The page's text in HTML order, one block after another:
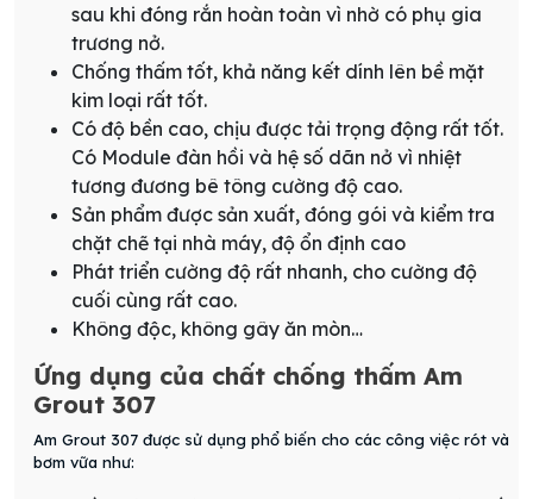
sau khi đóng rắn hoàn toàn vì nhờ có phụ gia
trương nở.
Chống thấm tốt, khả năng kết dính lên bề mặt
kim loại rất tốt.
Có độ bền cao, chịu được tải trọng động rất tốt.
Có Module đàn hồi và hệ số dãn nở vì nhiệt
tương đương bê tông cường độ cao.
Sản phẩm được sản xuất, đóng gói và kiểm tra
chặt chẽ tại nhà máy, độ ổn định cao
Phát triển cường độ rất nhanh, cho cường độ
cuối cùng rất cao.
Không độc, không gây ăn mòn…
Ứng dụng của chất chống thấm Am
Grout 307
Am Grout 307 được sử dụng phổ biến cho các công việc rót và
bơm vữa như: